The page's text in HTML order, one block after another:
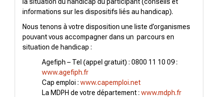
informations sur les dispositifs liés au handicap).
Nous tenons à votre disposition une liste d’organismes
pouvant vous accompagner dans un parcours en
situation de handicap :
Agefiph – Tel (appel gratuit) : 0800 11 10 09 :
www.agefiph.fr
Cap emploi : www.capemploi.net
La MDPH de votre département : www.mdph.fr